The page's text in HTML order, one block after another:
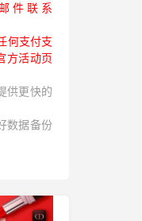
件联系
何支付支
方活动页
供更快的
数据备份